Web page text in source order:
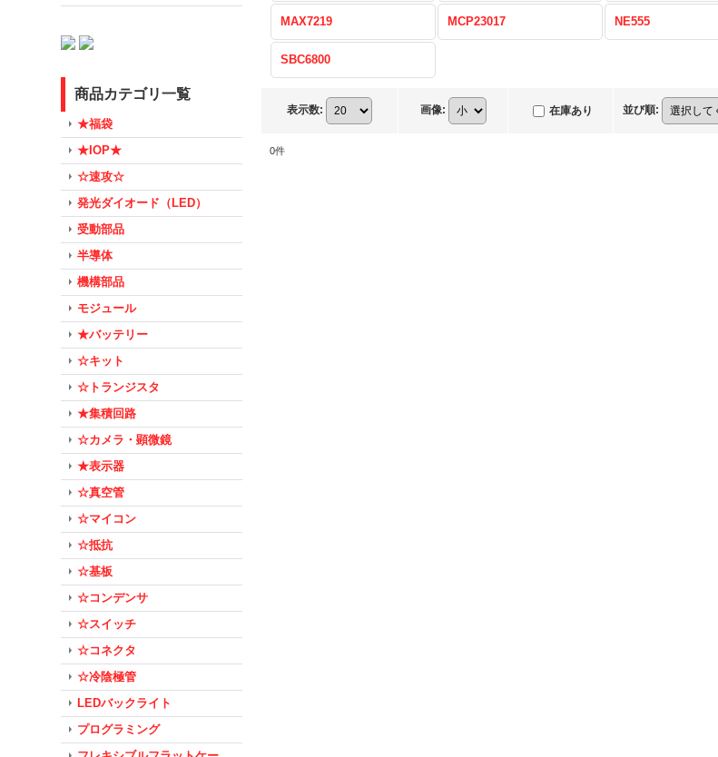
商品カテゴリ一覧
★福袋
★IOP★
☆速攻☆
発光ダイオード（LED）
受動部品
半導体
機構部品
モジュール
★バッテリー
☆キット
☆トランジスタ
★集積回路
☆カメラ・顕微鏡
★表示器
☆真空管
☆マイコン
☆抵抗
☆基板
☆コンデンサ
☆スイッチ
☆コネクタ
☆冷陰極管
LEDバックライト
プログラミング
MAX7219 MCP23017 NE555
SBC6800
表示数: 画像: 在庫あり 並び順:
0件